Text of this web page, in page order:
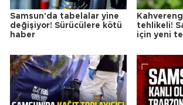
Samsun'da tabelalar yine
değişiyor! Sürücülere kötü
haber
tehlikeli!
için yeni